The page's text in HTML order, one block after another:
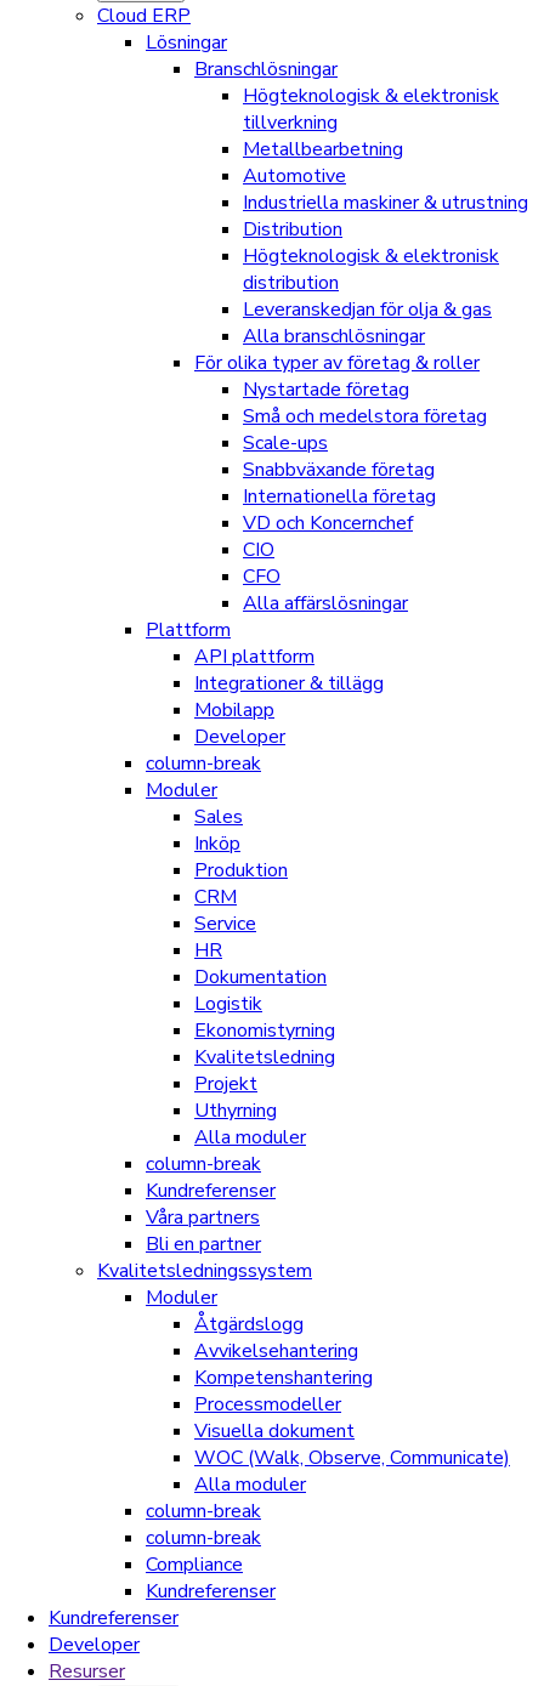
Cloud ERP
Lösningar
Branschlösningar
Högteknologisk & elektronisk
tillverkning
Metallbearbetning
Automotive
Industriella maskiner & utrustning
Distribution
Högteknologisk & elektronisk
distribution
Leveranskedjan för olja & gas
Alla branschlösningar
För olika typer av företag & roller
Nystartade företag
Små och medelstora företag
Scale-ups
Snabbväxande företag
Internationella företag
VD och Koncernchef
CIO
CFO
Alla affärslösningar
Plattform
API plattform
Integrationer & tillägg
Mobilapp
Developer
column-break
Moduler
Sales
Inköp
Produktion
CRM
Service
HR
Dokumentation
Logistik
Ekonomistyrning
Kvalitetsledning
Projekt
Uthyrning
Alla moduler
column-break
Kundreferenser
Våra partners
Bli en partner
Kvalitetsledningssystem
Moduler
Åtgärdslogg
Avvikelsehantering
Kompetenshantering
Processmodeller
Visuella dokument
WOC (Walk, Observe, Communicate)
Alla moduler
column-break
column-break
Compliance
Kundreferenser
Kundreferenser
Developer
Resurser